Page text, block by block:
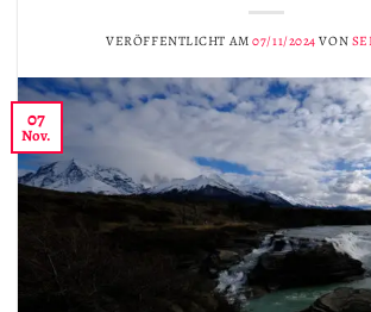
VERÖFFENTLICHT AM07/11/2024 VON
07
Nov.